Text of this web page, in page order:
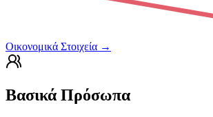
Οικονομικά Στοιχεία →
Βασικά Πρόσωπα